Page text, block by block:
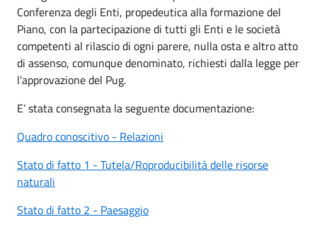
Conferenza degli Enti, propedeutica alla formazione del
Piano, con la partecipazione di tutti gli Enti e le società
competenti al rilascio di ogni parere, nulla osta e altro atto
di assenso, comunque denominato, richiesti dalla legge per
l’approvazione del Pug.
E’ stata consegnata la seguente documentazione:
Quadro conoscitivo - Relazioni
Stato di fatto 1 - Tutela/Roproducibilità delle risorse
naturali
Stato di fatto 2 - Paesaggio